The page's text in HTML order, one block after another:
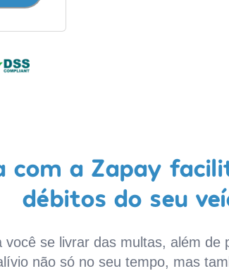
com a Zapay
débitos do seu
se livrar das multas, além de
não só no seu tempo, mas